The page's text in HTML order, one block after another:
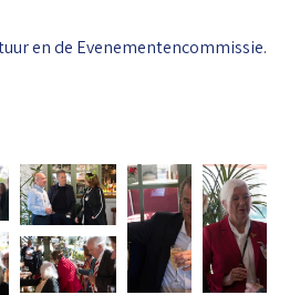
en de Evenementencommissie.